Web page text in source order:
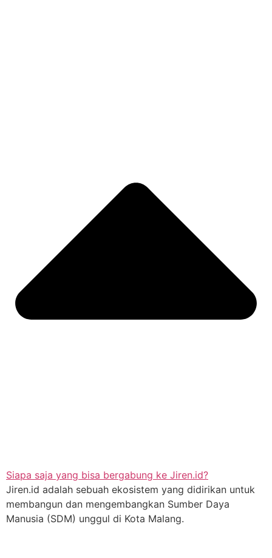
Siapa saja yang bisa bergabung ke Jiren.id?
Jiren.id adalah sebuah ekosistem yang didirikan untuk
membangun dan mengembangkan Sumber Daya
Manusia (SDM) unggul di Kota Malang.